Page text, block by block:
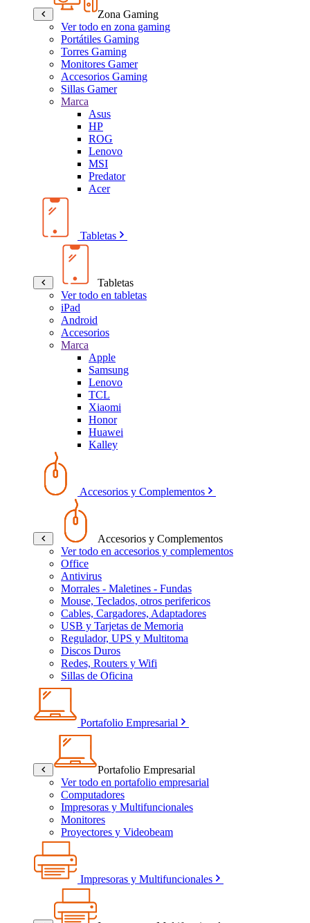
Zona Gaming
Ver todo en zona gaming
Portátiles Gaming
Torres Gaming
Monitores Gamer
Accesorios Gaming
Sillas Gamer
Marca
Asus
HP
ROG
Lenovo
MSI
Predator
Acer
Tabletas
Tabletas
Ver todo en tabletas
iPad
Android
Accesorios
Marca
Apple
Samsung
Lenovo
TCL
Xiaomi
Honor
Huawei
Kalley
Accesorios y Complementos
Accesorios y Complementos
Ver todo en accesorios y complementos
Office
Antivirus
Morrales - Maletines - Fundas
Mouse, Teclados, otros perifericos
Cables, Cargadores, Adaptadores
USB y Tarjetas de Memoria
Regulador, UPS y Multitoma
Discos Duros
Redes, Routers y Wifi
Sillas de Oficina
Portafolio Empresarial
Portafolio Empresarial
Ver todo en portafolio empresarial
Computadores
Impresoras y Multifuncionales
Monitores
Proyectores y Videobeam
Impresoras y Multifuncionales